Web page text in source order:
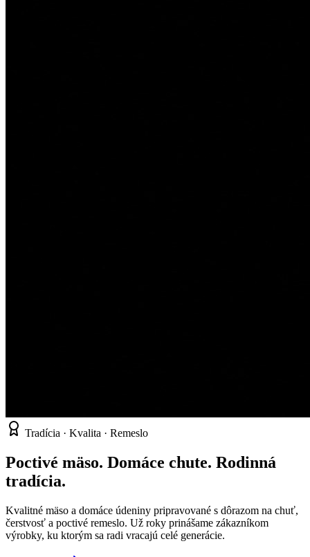
Tradícia · Kvalita · Remeslo
Poctivé mäso. Domáce chute. Rodinná
tradícia.
Kvalitné mäso a domáce údeniny pripravované s dôrazom na chuť,
čerstvosť a poctivé remeslo. Už roky prinášame zákazníkom
výrobky, ku ktorým sa radi vracajú celé generácie.